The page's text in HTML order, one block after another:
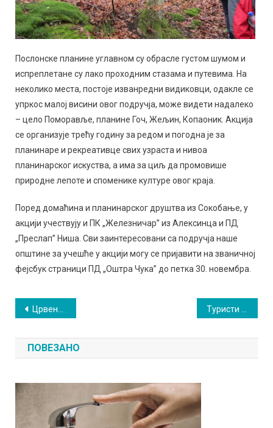
Послонске планине углавном су обрасле густом шумом и
испреплетане су лако проходним стазама и путевима. На
неколико места, постоје изванредни видиковци, одакле се
упркос малој висини овог подручја, може видети надалеко
– цело Поморавље, планине Гоч, Жељин, Копаоник. Акција
се организује трећу годину за редом и погодна је за
планинаре и рекреативце свих узраста и нивоа
планинарског искуства, а има за циљ да промовише
природне лепоте и споменике културе овог краја.
Поред домаћина и планинарског друштва из Сокобање, у
акцији учествују и ПК „Железничар” из Алексинца и ПД
„Преслап” Ниша. Сви заинтересовани са подручја наше
општине за учешће у акцији могу се пријавити на званичној
фејсбук страници ПД „Оштра Чука” до петка 30. новембра.
Кретање
чланка
Црвенило кукуруза
ПОВЕЗАНО